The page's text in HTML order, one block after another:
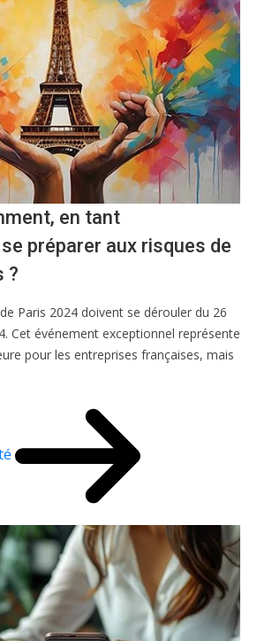
en tant
préparer aux risques de
?
Paris 2024 doivent se dérouler du 26
Cet événement exceptionnel représente
pour les entreprises françaises, mais